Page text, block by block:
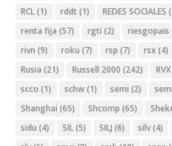
RCL(1) rddt (1) REDES SOCIALES
renta fija (57) rgti (2) riesgopais
rivn (9) roku (7) rsp (7) rsx (4)
Rusia (21) Russell 2000 (242) RVX
scco (1) schw(1) semi (2)
Shanghai (65) Shcomp (65)
sidu (4) SIL(5) SILJ (6) silv(4)